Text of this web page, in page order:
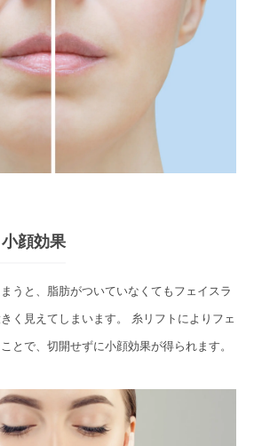
顔効果
うと、脂肪がついていなくてもフェイスラ
く見えてしまいます。 糸リフトによりフェ
とで、切開せずに小顔効果が得られます。